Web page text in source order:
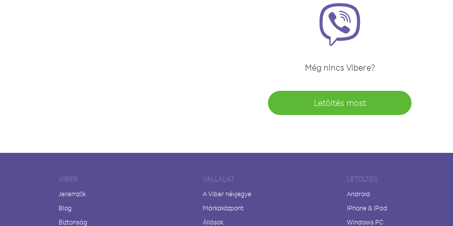
Még nincs Vibere?
Letöltés most
VIBER
Jellemzők
Blog
Biztonság
VÁLLALAT
A Viber névjegye
Márkaközpont
Állások
LETÖLTÉS
Android
iPhone & iPad
Windows PC